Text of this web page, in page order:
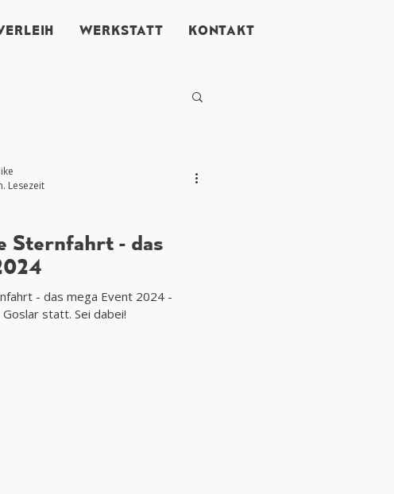
WERKSTATT KONTAKT
Sternfahrt - das
- das mega Event 2024 -
statt. Sei dabei!
Lesezeit